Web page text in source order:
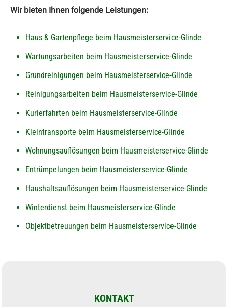
Wir bieten Ihnen folgende Leistungen:
Haus & Gartenpflege beim Hausmeisterservice-Glinde
Wartungsarbeiten beim Hausmeisterservice-Glinde
Grundreinigungen beim Hausmeisterservice-Glinde
Reinigungsarbeiten beim Hausmeisterservice-Glinde
Kurierfahrten beim Hausmeisterservice-Glinde
Kleintransporte beim Hausmeisterservice-Glinde
Wohnungsauflösungen beim Hausmeisterservice-Glinde
Entrümpelungen beim Hausmeisterservice-Glinde
Haushaltsauflösungen beim Hausmeisterservice-Glinde
Winterdienst beim Hausmeisterservice-Glinde
Objektbetreuungen beim Hausmeisterservice-Glinde
KONTAKT